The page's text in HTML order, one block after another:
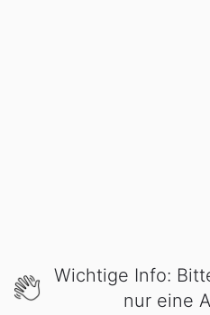
Wichtige Info:
nur eine